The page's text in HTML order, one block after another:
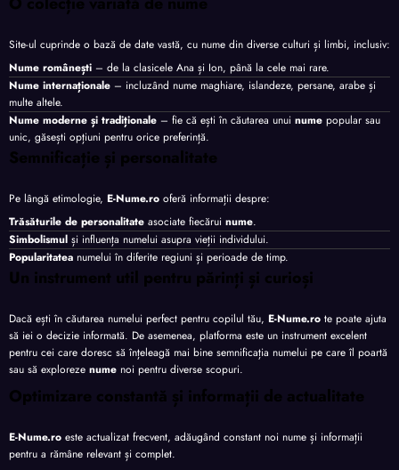
Site-ul cuprinde o bază de date vastă, cu nume din diverse culturi și limbi, inclusiv:
Nume românești – de la clasicele Ana și Ion, până la cele mai rare.
Nume internaționale – incluzând nume maghiare, islandeze, persane, arabe și
multe altele.
Nume moderne și tradiționale – fie că ești în căutarea unui nume popular sau
unic, găsești opțiuni pentru orice preferință.
Semnificație și personalitate
Pe lângă etimologie, E-Nume.ro oferă informații despre:
Trăsăturile de personalitate asociate fiecărui nume.
Simbolismul și influența numelui asupra vieții individului.
Popularitatea numelui în diferite regiuni și perioade de timp.
Un instrument util pentru părinți și curioși
Dacă ești în căutarea numelui perfect pentru copilul tău, E-Nume.ro te poate ajuta
să iei o decizie informată. De asemenea, platforma este un instrument excelent
pentru cei care doresc să înțeleagă mai bine semnificația numelui pe care îl poartă
sau să exploreze nume noi pentru diverse scopuri.
Optimizare constantă și informații de actualitate
E-Nume.ro este actualizat frecvent, adăugând constant noi nume și informații
pentru a rămâne relevant și complet.